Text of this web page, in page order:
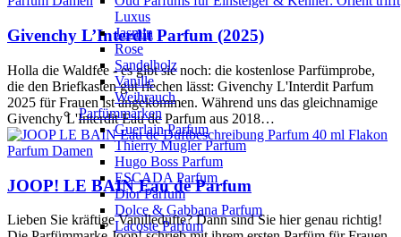
Luxus
Jasmin
Rose
Sandelholz
Vanille
Weihrauch
Parfümmarken
Guerlain Parfum
Thierry Mugler Parfum
Hugo Boss Parfum
ESCADA Parfum
Dior Parfum
Dolce & Gabbana Parfum
Lacoste Parfum
Givenchy L’Interdit Parfum (2025)
Holla die Waldfee - es gibt sie noch: die kostenlose Parfümprobe,
die den Briefkasten gut riechen lässt: Givenchy L'Interdit Parfum
2025 für Frauen ist angekommen. Während uns das gleichnamige
Givenchy L'Interdit Eau de Parfum aus 2018…
Parfum Damen
JOOP! LE BAIN Eau de Parfum
Lieben Sie kräftige Vanilledüfte? Dann sind Sie hier genau richtig!